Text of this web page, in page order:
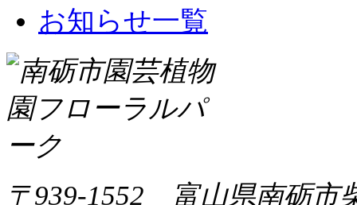
お知らせ一覧
〒939-1552 富山県南砺市